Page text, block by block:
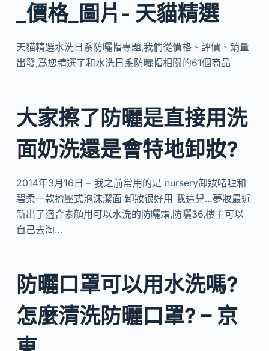
_價格_圖片- 天貓精選
天貓精選水洗日系防曬帽專題,我們從價格、評價、銷量
出發,爲您精選了和水洗日系防曬帽相關的61個商品
大家擦了防曬是直接用洗
面奶洗還是會特地卸妝?
2014年3月16日 – 我之前常用的是 nursery卸妝啫喱和
碧柔一款擠壓式泡沫潔面 卸妝很好用 我這兒…夢妝最近
新出了適合素顏用可以水洗的防曬霜,防曬36,樓主可以
自己去淘…
防曬口罩可以用水洗嗎?
怎麼清洗防曬口罩? – 京